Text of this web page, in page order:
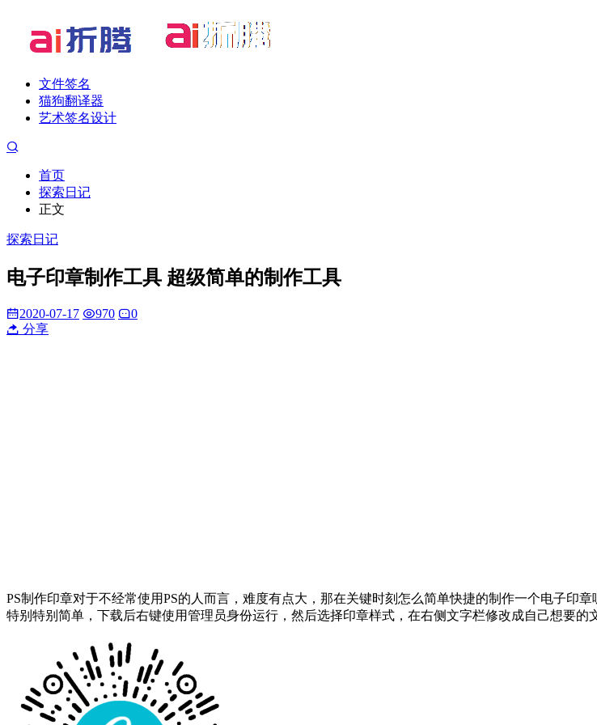
文件签名
猫狗翻译器
艺术签名设计
首页
探索日记
正文
探索日记
电子印章制作工具 超级简单的制作工具
2020-07-17 970
0
分享
PS制作印章对于不经常使用PS的人而言，难度有点大，那在关键时刻怎么简单快捷的制作一个电子印
特别特别简单，下载后右键使用管理员身份运行，然后选择印章样式，在右侧文字栏修改成自己想要